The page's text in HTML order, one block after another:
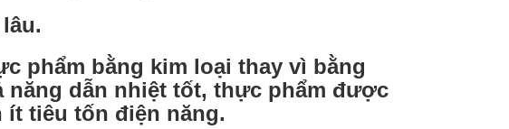
phẩm bằng kim loại thay vì bằng
năng dẫn nhiệt tốt, thực phẩm được
tiêu tốn điện năng.